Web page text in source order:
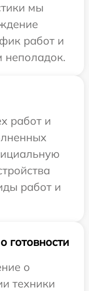
мы
работ и
неполадок.
работ и
работ и
готовности
о
техники